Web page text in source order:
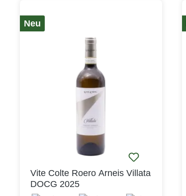
Salat, Antipasti, hellem Fleisch,
Geflügel, Fisch und Gemüse.
Neu
Vite Colte Roero Arneis Villata
DOCG 2025